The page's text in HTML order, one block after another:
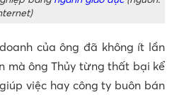
của ông đã không ít lần
mà ông Thủy từng thất bại kể
việc hay công ty buôn bán